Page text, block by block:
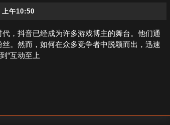
吸
睛？
戏
博
上午10:50
，抖音已经成为许多游戏博主的舞台。他们通
。然而，如何在众多竞争者中脱颖而出，迅速
“互动至上